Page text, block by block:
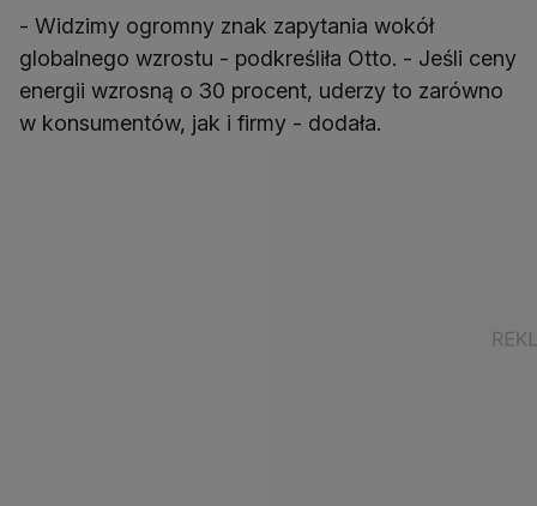
- Widzimy ogromny znak zapytania wokół
globalnego wzrostu - podkreśliła Otto. - Jeśli ceny
energii wzrosną o 30 procent, uderzy to zarówno
w konsumentów, jak i firmy - dodała.